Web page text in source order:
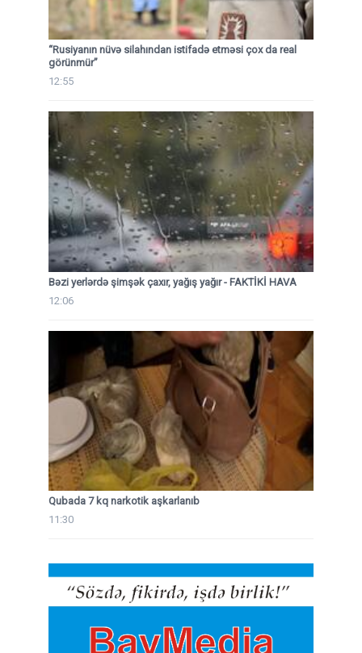
“Rusiyanın nüvə silahından istifadə etməsi çox da real
görünmür”
12:55
Bəzi yerlərdə şimşək çaxır, yağış yağır - FAKTİKİ HAVA
12:06
Qubada 7 kq narkotik aşkarlanıb
11:30